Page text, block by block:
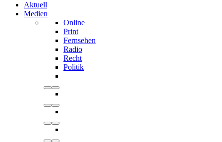
Aktuell
Medien
Online
Print
Fernsehen
Radio
Recht
Politik